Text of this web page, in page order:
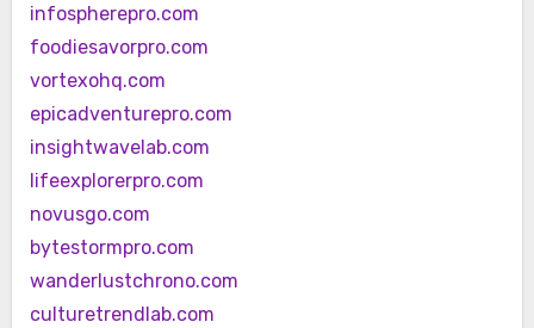
infospherepro.com
foodiesavorpro.com
vortexohq.com
epicadventurepro.com
insightwavelab.com
lifeexplorerpro.com
novusgo.com
bytestormpro.com
wanderlustchrono.com
culturetrendlab.com